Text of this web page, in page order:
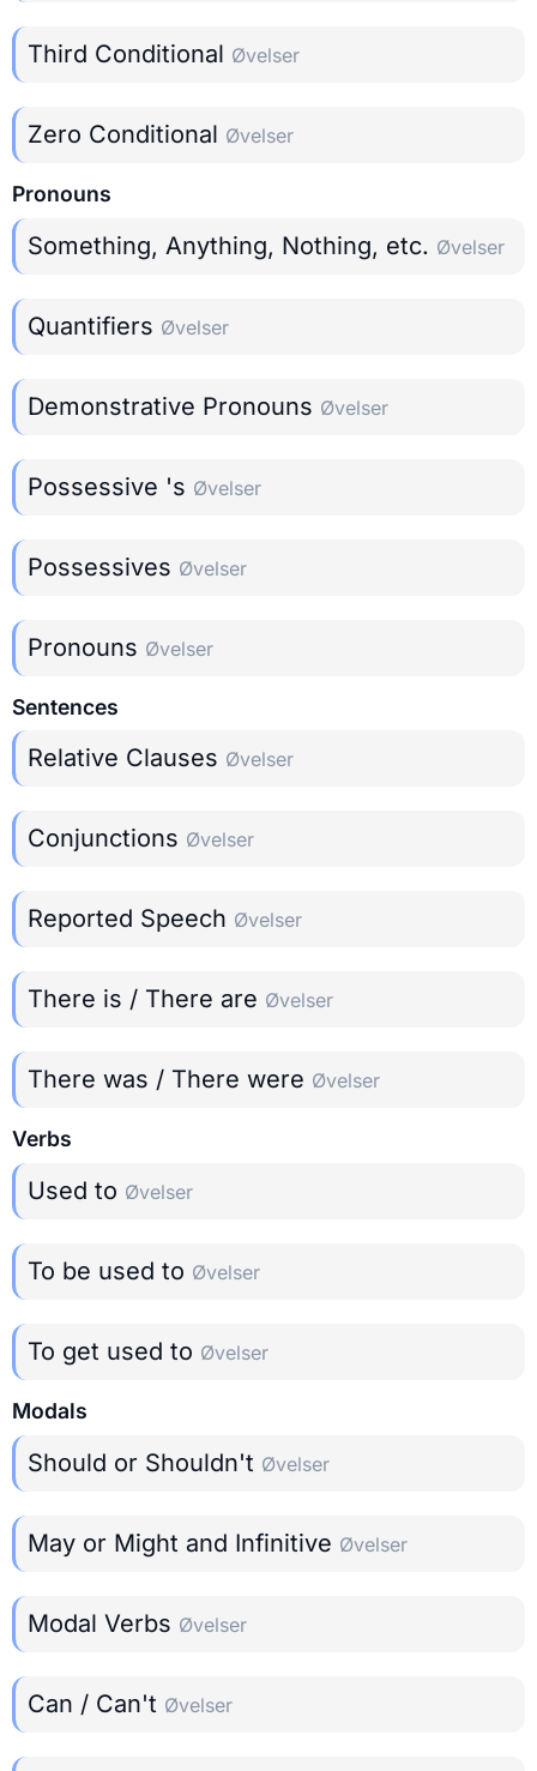
Third Conditional Øvelser
Zero Conditional Øvelser
Pronouns
Something, Anything, Nothing, etc. Øvelser
Quantifiers Øvelser
Demonstrative Pronouns Øvelser
Possessive 's Øvelser
Possessives Øvelser
Pronouns Øvelser
Sentences
Relative Clauses Øvelser
Conjunctions Øvelser
Reported Speech Øvelser
There is / There are Øvelser
There was / There were Øvelser
Verbs
Used to Øvelser
To be used to Øvelser
To get used to Øvelser
Modals
Should or Shouldn't Øvelser
May or Might and Infinitive Øvelser
Modal Verbs Øvelser
Can / Can't Øvelser